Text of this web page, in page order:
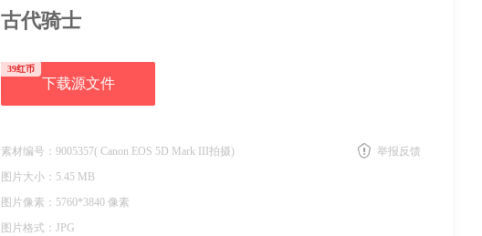
古代骑士
39红币
下载源文件
素材编号： 9005357( Canon EOS 5D Mark III拍摄)
图片大小： 5.45 MB
图片像素： 5760*3840 像素
图片格式： JPG
举报反馈